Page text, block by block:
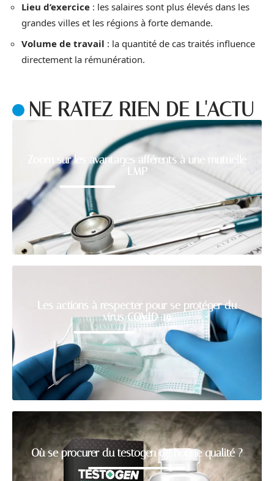
Lieu d’exercice : les salaires sont plus élevés dans les
grandes villes et les régions à forte demande.
Volume de travail : la quantité de cas traités influence
directement la rémunération.
NE RATEZ RIEN DE L'ACTU
Zoom sur les avantages afférents à une mutuelle
LMP
Les actions à respecter pour se protéger du
virus COVID-19
Où se procurer du testogen de bonne qualité ?